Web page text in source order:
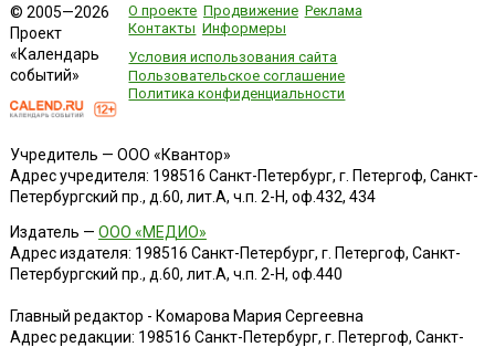
© 2005—2026
Проект
«Календарь
событий»
О проекте Продвижение Реклама
Контакты Информеры
Условия использования сайта
Пользовательское соглашение
Политика конфиденциальности
Учредитель — ООО «Квантор»
Адрес учредителя: 198516 Санкт-Петербург, г. Петергоф, Санкт-
Петербургский пр., д.60, лит.А, ч.п. 2-Н, оф.432, 434
Издатель — ООО «МЕДИО»
Адрес издателя: 198516 Санкт-Петербург, г. Петергоф, Санкт-
Петербургский пр., д.60, лит.А, ч.п. 2-Н, оф.440
Главный редактор - Комарова Мария Сергеевна
Адрес редакции: 198516 Санкт-Петербург, г. Петергоф, Санкт-